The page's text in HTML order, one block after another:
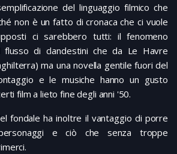
del linguaggio filmico che
non è un fatto di cronaca che ci vuole
ci sarebbero tutti: il fenomeno
di clandestini che da Le Havre
ma una novella gentile fuori del
e le musiche hanno un gusto
film a lieto fine degli anni '50.
fondale ha inoltre il vantaggio di porre
e ciò che senza troppe